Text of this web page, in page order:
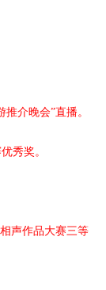
推介晚会”直播。
秀奖。
声作品大赛三等